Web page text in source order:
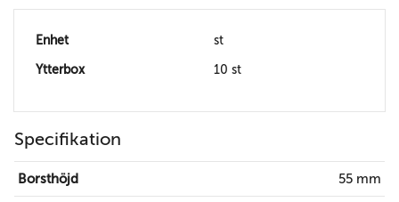
Enhet st
Ytterbox 10 st
Specifikation
Borsthöjd 55 mm